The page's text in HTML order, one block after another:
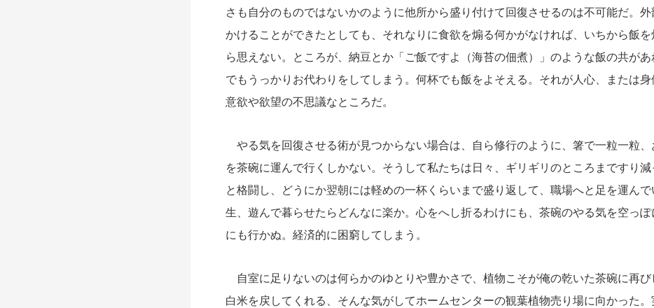
さも自分のものではないかのように他所から盛り付けて回復させるのは不可能だ。
かけることができたとしても、それなりに食欲を煽る何かがなければ、いちから飯
ら思えない。ところが、納豆とか「ご飯ですよ（海苔の佃煮）」のような飯の共が
でもうっかりお代わりをしてしまう。何杯でも飯をよそえる。それが人心、または身
意欲や欲望の不思議なところだ。
やる気を回復させる術が見つからない場合は、自ら修行のように、箸で一粒一粒、
を茶碗に運んで行くしかない。そうして私たちは日々、ギリギリのところまですり
と格闘し、どうにか翌朝には軽めの一杯くらいまで盛り返して、職場へと足を運んで
生、遊んで暮らせたらどんなに楽か。心をへし折るわけにも、茶碗のやる気を空っ
にも行かぬ。経済的に困窮してしまう。
自室に足りないのは何らかのゆとりや豊かさで、植物こそが俺の乾いた茶碗に再
白米を戻してくれる、そんな気がしてホームセンターの観葉植物売り場に向かった